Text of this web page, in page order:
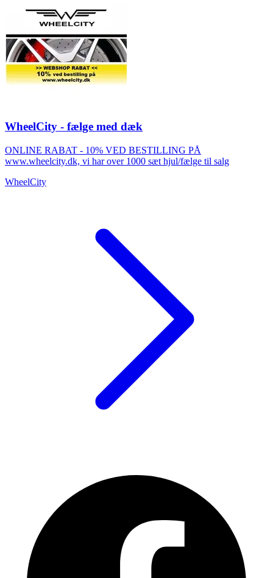
WheelCity - fælge med dæk
ONLINE RABAT - 10% VED BESTILLING PÅ
www.wheelcity.dk, vi har over 1000 sæt hjul/fælge til salg
WheelCity